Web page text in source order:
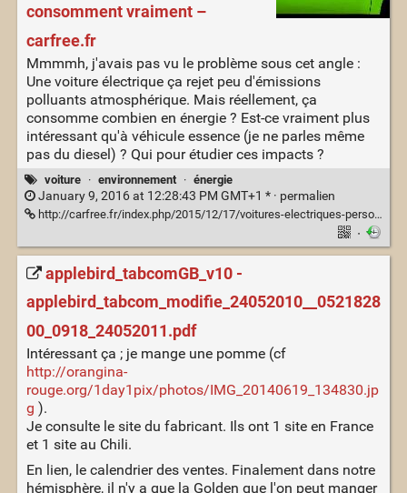
consomment vraiment –
carfree.fr
Mmmmh, j'avais pas vu le problème sous cet angle :
Une voiture électrique ça rejet peu d'émissions
polluants atmosphérique. Mais réellement, ça
consomme combien en énergie ? Est-ce vraiment plus
intéressant qu'à véhicule essence (je ne parles même
pas du diesel) ? Qui pour étudier ces impacts ?
voiture · environnement · énergie
January 9, 2016 at 12:28:43 PM GMT+1 * · permalien
http://carfree.fr/index.php/2015/12/17/voitures-electriques-personne-ne-sait-combien-elles-consomment-vraiment/
·
applebird_tabcomGB_v10 -
applebird_tabcom_modifie_24052010__0521828
00_0918_24052011.pdf
Intéressant ça ; je mange une pomme (cf
http://orangina-
rouge.org/1day1pix/photos/IMG_20140619_134830.jp
g ).
Je consulte le site du fabricant. Ils ont 1 site en France
et 1 site au Chili.
En lien, le calendrier des ventes. Finalement dans notre
hémisphère, il n'y a que la Golden que l'on peut manger